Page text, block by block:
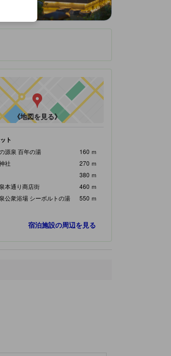
《地図を見る》
ト
源泉 百年の湯
160 ｍ
社
270 ｍ
380 ｍ
本通り商店街
460 ｍ
公衆浴場 シーボルトの湯
550 ｍ
宿泊施設の周辺を見る